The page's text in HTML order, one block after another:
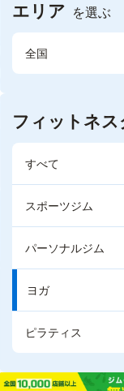
エリア を選ぶ
全国
フィットネ
すべて
スポーツジム
パーソナルジム
ヨガ
ピラティス